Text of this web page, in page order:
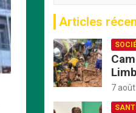
r
c
h
e
Articles
à
7